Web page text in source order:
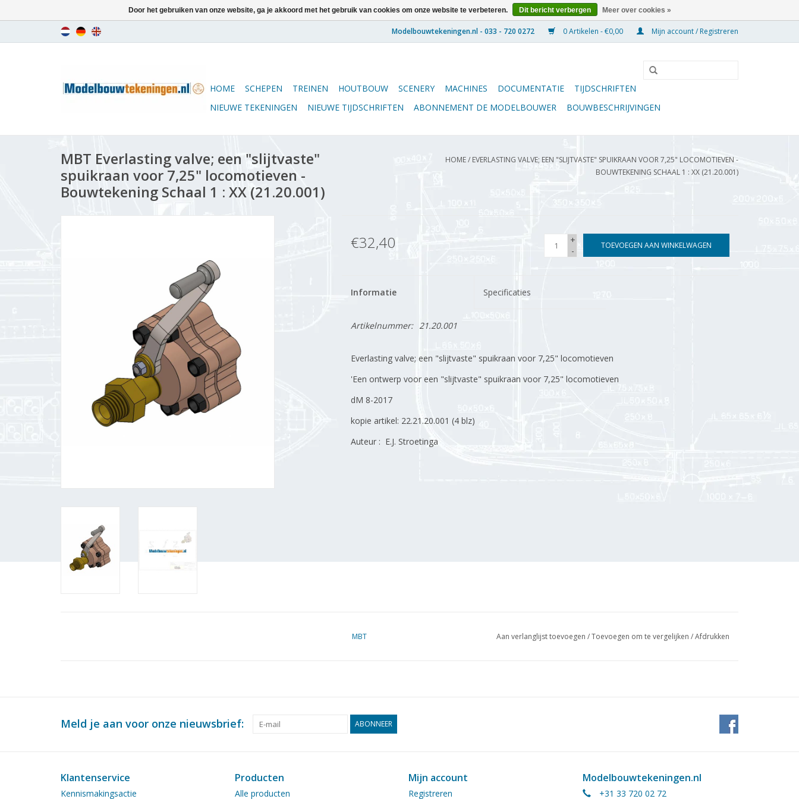
0 Artikelen - €0,00 Mijn account / Registreren
HOME SCHEPEN TREINEN HOUTBOUW SCENERY MACHINES DOCUMENTATIE
TIJDSCHRIFTEN
NIEUWE TEKENINGEN
NIEUWE TIJDSCHRIFTEN ABONNEMENT DE MODELBOUWER BOUWBESCHRIJVINGEN
MBT Everlasting valve; een "slijtvaste"
spuikraan voor 7,25" locomotieven -
Bouwtekening Schaal 1 : XX (21.20.001)
HOME/ EVERLASTING VALVE; EEN "SLIJTVASTE" SPUIKRAAN VOOR 7,25" LOCOMOTIEVEN -
BOUWTEKENING SCHAAL 1 : XX (21.20.001)
€32,40
+
-
TOEVOEGEN AAN WINKELWAGEN
Informatie Specificaties
Artikelnummer: 21.20.001
Everlasting valve; een "slijtvaste" spuikraan voor 7,25" locomotieven
'Een ontwerp voor een "slijtvaste" spuikraan voor 7,25" locomotieven
dM 8-2017
kopie artikel: 22.21.20.001 (4 blz)
Auteur : E.J. Stroetinga
MBT Aan verlanglijst toevoegen /Toevoegen om te vergelijken /Afdrukken
Meld je aan voor onze nieuwsbrief: ABONNEER
Klantenservice
Kennismakingsactie
Producten
Alle producten
Mijn account
Registreren
Modelbouwtekeningen.nl
+31 33 720 02 72
Door het gebruiken van onze website, ga je akkoord met het gebruik van cookies om onze website te verbeteren. Dit bericht verbergen Meer over cookies »